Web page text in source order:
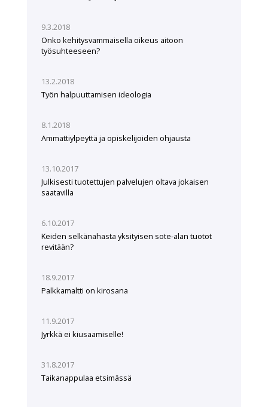
9.3.2018
Onko kehitysvammaisella oikeus aitoon
työsuhteeseen?
13.2.2018
Työn halpuuttamisen ideologia
8.1.2018
Ammattiylpeyttä ja opiskelijoiden ohjausta
13.10.2017
Julkisesti tuotettujen palvelujen oltava jokaisen
saatavilla
6.10.2017
Keiden selkänahasta yksityisen sote-alan tuotot
revitään?
18.9.2017
Palkkamaltti on kirosana
11.9.2017
Jyrkkä ei kiusaamiselle!
31.8.2017
Taikanappulaa etsimässä